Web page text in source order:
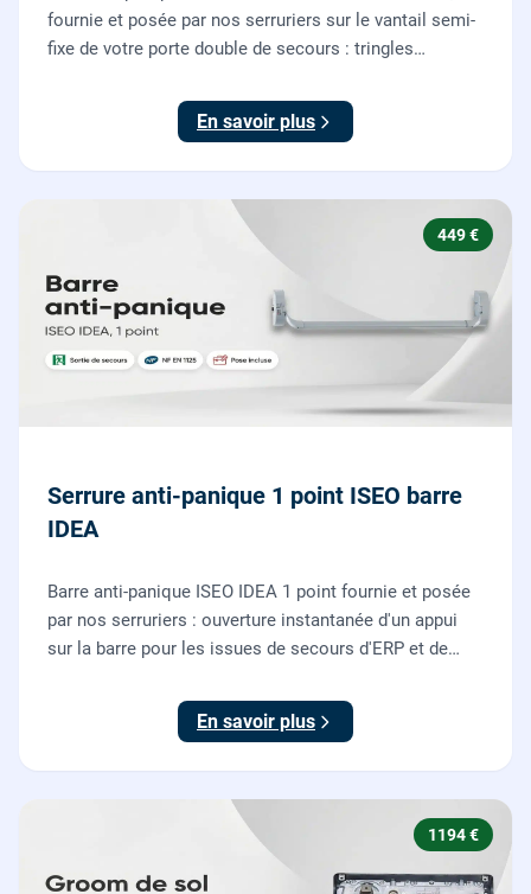
fournie et posée par nos serruriers sur le vantail semi-
fixe de votre porte double de secours : tringles
En savoir plus
449 €
Serrure anti-panique 1 point ISEO barre
IDEA
Barre anti-panique ISEO IDEA 1 point fournie et posée
par nos serruriers : ouverture instantanée d'un appui
sur la barre pour les issues de secours d'ERP et de
En savoir plus
1194 €